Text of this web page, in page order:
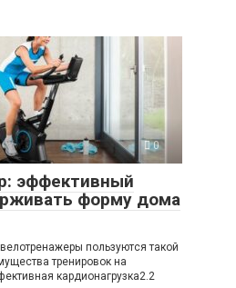
0
эффективный
форму дома
пользуются такой
тренировок на
кардионагрузка2.2